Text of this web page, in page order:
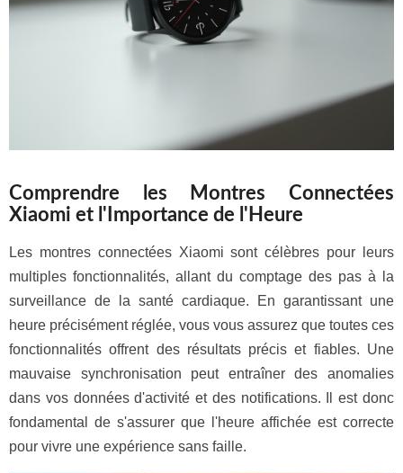
Comprendre les Montres Connectées
Xiaomi et l'Importance de l'Heure
Les montres connectées Xiaomi sont célèbres pour leurs
multiples fonctionnalités, allant du comptage des pas à la
surveillance de la santé cardiaque. En garantissant une
heure précisément réglée, vous vous assurez que toutes ces
fonctionnalités offrent des résultats précis et fiables. Une
mauvaise synchronisation peut entraîner des anomalies
dans vos données d'activité et des notifications. Il est donc
fondamental de s'assurer que l'heure affichée est correcte
pour vivre une expérience sans faille.